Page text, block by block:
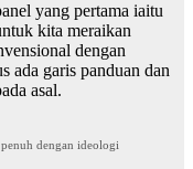
yang pertama iaitu
kita meraikan
dengan
ada garis panduan dan
asal.
dengan ideologi